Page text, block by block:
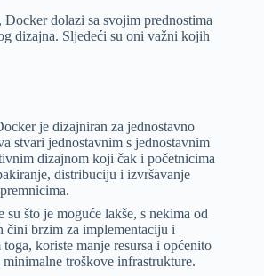
dolazi sa svojim prednostima
dizajna. Sljedeći su oni važni kojih
je dizajniran za jednostavno
stvari jednostavnim s jednostavnim
dizajnom koji čak i početnicima
distribuciju i izvršavanje
su što je moguće lakše, s nekima od
čini brzim za implementaciju i
koriste manje resursa i općenito
troškove infrastrukture.